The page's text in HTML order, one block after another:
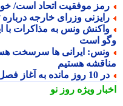
موفقیت اتحاد است/
وزرای خارجه درباره
ونس به مذاکرات با
است
ایرانی ها سرسخت هستند/
هستیم
آغاز فصل/ النصر بدون خرید جدید و بدون رونالدو!
ویژهروز نو